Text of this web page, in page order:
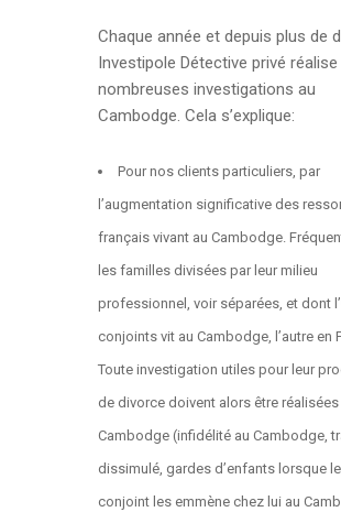
Chaque année et depuis plus de
Investipole Détective privé réalise
nombreuses investigations au
Cambodge. Cela s’explique:
Pour nos clients particuliers, par
l’augmentation significative des
français vivant au Cambodge.
les familles divisées par leur milieu
professionnel, voir séparées, et dont
conjoints vit au Cambodge, l’autre en
Toute investigation utiles pour leur
de divorce doivent alors être réalisées
Cambodge (infidélité au Cambodge,
dissimulé, gardes d’enfants lorsque le
conjoint les emmène chez lui au